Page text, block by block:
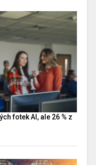
fotek AI, ale 26 % z